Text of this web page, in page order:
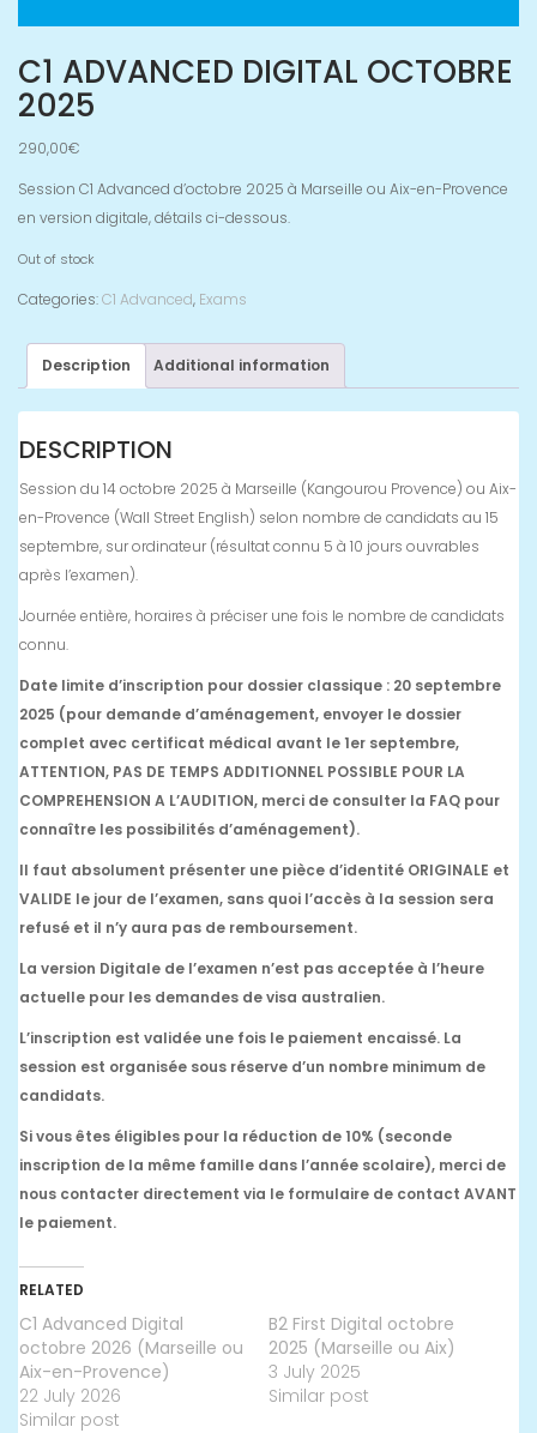
C1 ADVANCED DIGITAL OCTOBRE
2025
290,00€
Session C1 Advanced d’octobre 2025 à Marseille ou Aix-en-Provence
en version digitale, détails ci-dessous.
Out of stock
Categories:C1 Advanced, Exams
Description Additional information
DESCRIPTION
Session du 14 octobre 2025 à Marseille (Kangourou Provence) ou Aix-
en-Provence (Wall Street English) selon nombre de candidats au 15
septembre, sur ordinateur (résultat connu 5 à 10 jours ouvrables
après l’examen).
Journée entière, horaires à préciser une fois le nombre de candidats
connu.
Date limite d’inscription pour dossier classique : 20 septembre
2025 (pour demande d’aménagement, envoyer le dossier
complet avec certificat médical avant le 1er septembre,
ATTENTION, PAS DE TEMPS ADDITIONNEL POSSIBLE POUR LA
COMPREHENSION A L’AUDITION, merci de consulter la FAQ pour
connaître les possibilités d’aménagement).
Il faut absolument présenter une pièce d’identité ORIGINALE et
VALIDE le jour de l’examen, sans quoi l’accès à la session sera
refusé et il n’y aura pas de remboursement.
La version Digitale de l’examen n’est pas acceptée à l’heure
actuelle pour les demandes de visa australien.
L’inscription est validée une fois le paiement encaissé. La
session est organisée sous réserve d’un nombre minimum de
candidats.
Si vous êtes éligibles pour la réduction de 10% (seconde
inscription de la même famille dans l’année scolaire), merci de
nous contacter directement via le formulaire de contact AVANT
le paiement.
RELATED
C1 Advanced Digital
octobre 2026 (Marseille ou
Aix-en-Provence)
22 July 2026
Similar post
B2 First Digital octobre
2025 (Marseille ou Aix)
3 July 2025
Similar post